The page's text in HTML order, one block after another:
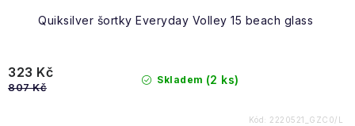
Quiksilver šortky Everyday Volley 15 beach glass
Skladem (2 ks)
323 Kč
807 Kč
Kód: 2220521_GZC0/L